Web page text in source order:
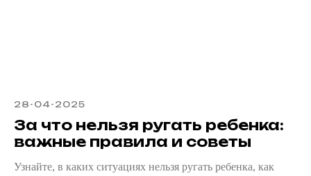
28-04-2025
За что нельзя ругать ребенка:
важные правила и советы
Узнайте, в каких ситуациях нельзя ругать ребенка, как